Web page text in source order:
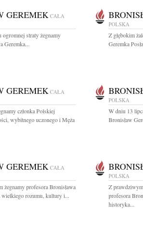
GEREMEK CAŁA
straty żegnamy
Geremka...
POLSKA
Z głębokim
Geremka
GEREMEK CAŁA
członka Polskiej
wybitnego uczonego i Męża
POLSKA
W dniu 13
Bronisław
GEREMEK CAŁA
żegnamy profesora Bronisława
wielkiego rozumu, kultury i...
POLSKA
Z
profesora
historyka...